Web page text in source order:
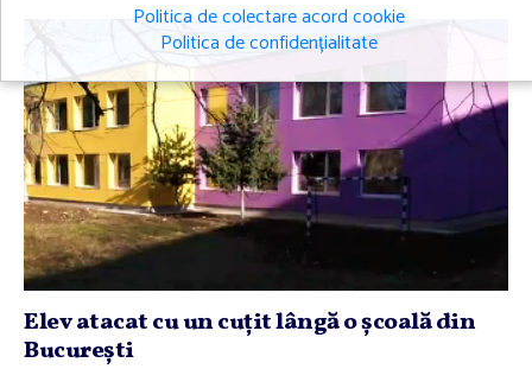
Elev atacat cu un cuţit lângă o şcoală din
Bucureşti
Politica de colectare acord cookie
Politica de confidențialitate